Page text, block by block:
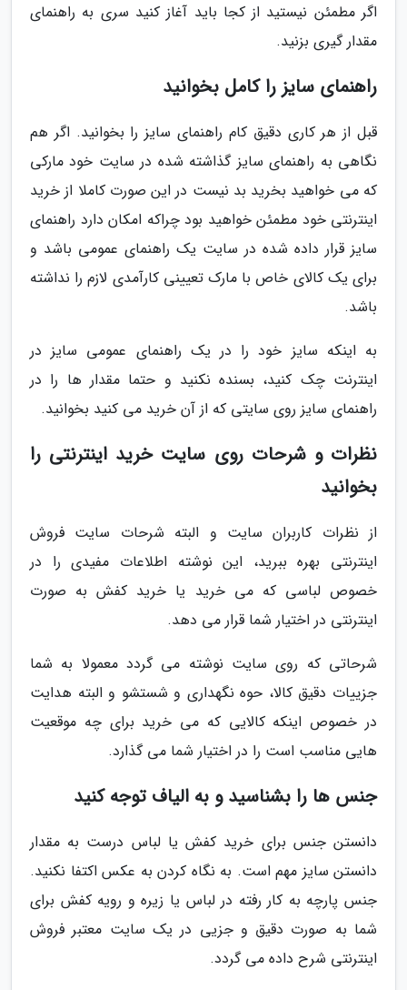
اگر مطمئن نیستید از کجا باید آغاز کنید سری به راهنمای
مقدار گیری بزنید.
راهنمای سایز را کامل بخوانید
قبل از هر کاری دقیق کام راهنمای سایز را بخوانید. اگر هم
نگاهی به راهنمای سایز گذاشته شده در سایت خود مارکی
که می خواهید بخرید بد نیست در این صورت کاملا از خرید
اینترنتی خود مطمئن خواهید بود چراکه امکان دارد راهنمای
سایز قرار داده شده در سایت یک راهنمای عمومی باشد و
برای یک کالای خاص با مارک تعیینی کارآمدی لازم را نداشته
باشد.
به اینکه سایز خود را در یک راهنمای عمومی سایز در
اینترنت چک کنید، بسنده نکنید و حتما مقدار ها را در
راهنمای سایز روی سایتی که از آن خرید می کنید بخوانید.
نظرات و شرحات روی سایت خرید اینترنتی را
بخوانید
از نظرات کاربران سایت و البته شرحات سایت فروش
اینترنتی بهره ببرید، این نوشته اطلاعات مفیدی را در
خصوص لباسی که می خرید یا خرید کفش به صورت
اینترنتی در اختیار شما قرار می دهد.
شرحاتی که روی سایت نوشته می گردد معمولا به شما
جزییات دقیق کالا، حوه نگهداری و شستشو و البته هدایت
در خصوص اینکه کالایی که می خرید برای چه موقعیت
هایی مناسب است را در اختیار شما می گذارد.
جنس ها را بشناسید و به الیاف توجه کنید
دانستن جنس برای خرید کفش یا لباس درست به مقدار
دانستن سایز مهم است. به نگاه کردن به عکس اکتفا نکنید.
جنس پارچه به کار رفته در لباس یا زیره و رویه کفش برای
شما به صورت دقیق و جزیی در یک سایت معتبر فروش
اینترنتی شرح داده می گردد.